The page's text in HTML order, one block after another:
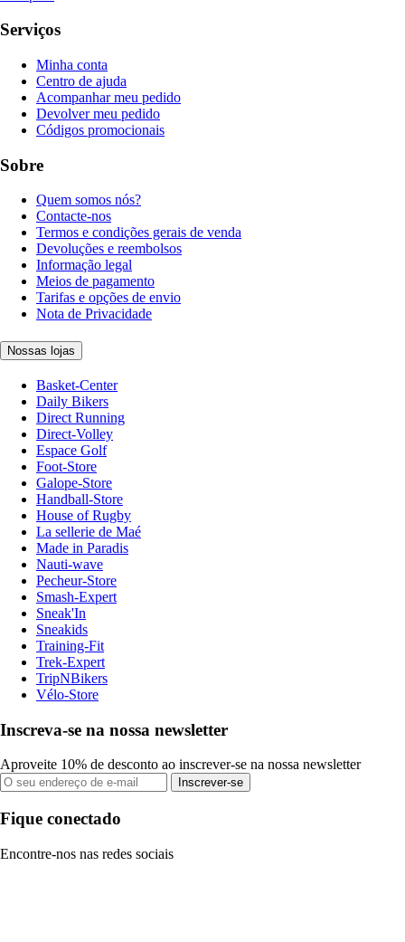
Serviços
Minha conta
Centro de ajuda
Acompanhar meu pedido
Devolver meu pedido
Códigos promocionais
Sobre
Quem somos nós?
Contacte-nos
Termos e condições gerais de venda
Devoluções e reembolsos
Informação legal
Meios de pagamento
Tarifas e opções de envio
Nota de Privacidade
Nossas lojas
Basket-Center
Daily Bikers
Direct Running
Direct-Volley
Espace Golf
Foot-Store
Galope-Store
Handball-Store
House of Rugby
La sellerie de Maé
Made in Paradis
Nauti-wave
Pecheur-Store
Smash-Expert
Sneak'In
Sneakids
Training-Fit
Trek-Expert
TripNBikers
Vélo-Store
Inscreva-se na nossa newsletter
Aproveite 10% de desconto ao inscrever-se na nossa newsletter
Inscrever-se
Fique conectado
Encontre-nos nas redes sociais